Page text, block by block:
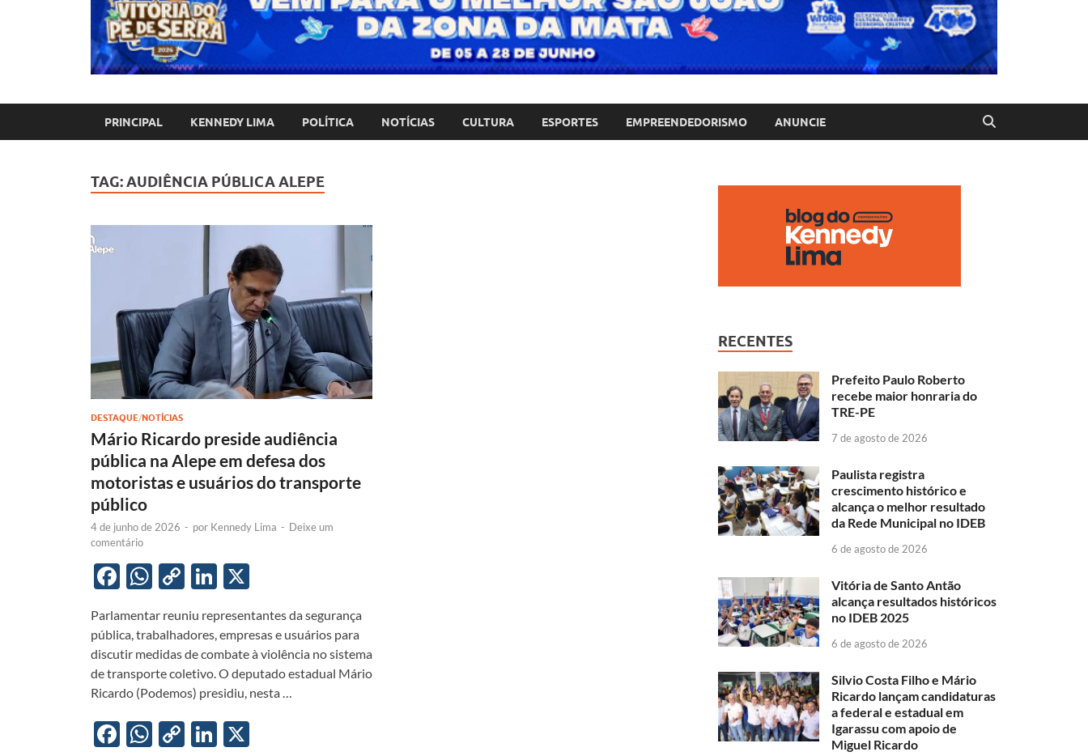
PRINCIPAL KENNEDY LIMA POLÍTICA NOTÍCIAS CULTURA ESPORTES EMPREENDEDORISMO ANUNCIE
TAG:AUDIÊNCIA PÚBLICA ALEPE
DESTAQUE/NOTÍCIAS
Mário Ricardo preside audiência
pública na Alepe em defesa dos
motoristas e usuários do transporte
público
4 de junho de 2026 - por Kennedy Lima - Deixe um
comentário
F
e
b
o
o
k
W
at
s
A
p
p
C
p
y
Li
n
k
Li
k
e
dI
n
Parlamentar reuniu representantes da segurança
pública, trabalhadores, empresas e usuários para
discutir medidas de combate à violência no sistema
de transporte coletivo. O deputado estadual Mário
Ricardo (Podemos) presidiu, nesta …
F
W C
Li
RECENTES
Prefeito Paulo Roberto
recebe maior honraria do
TRE-PE
7 de agosto de 2026
Paulista registra
crescimento histórico e
alcança o melhor resultado
da Rede Municipal no IDEB
6 de agosto de 2026
Vitória de Santo Antão
alcança resultados históricos
no IDEB 2025
6 de agosto de 2026
Silvio Costa Filho e Mário
Ricardo lançam candidaturas
a federal e estadual em
Igarassu com apoio de
Miguel Ricardo